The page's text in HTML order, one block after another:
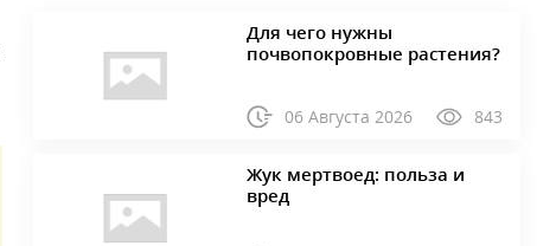
Для чего нужны
почвопокровные растения?
06 Августа 2026 843
Жук мертвоед: польза и
вред